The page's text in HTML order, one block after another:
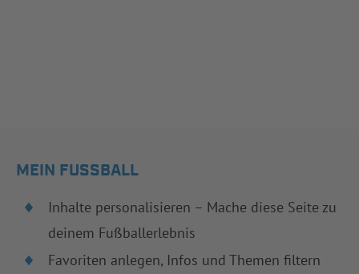
MEIN FUSSBALL
Inhalte personalisieren – Mache diese Seite zu
deinem Fußballerlebnis
Favoriten anlegen, Infos und Themen filtern